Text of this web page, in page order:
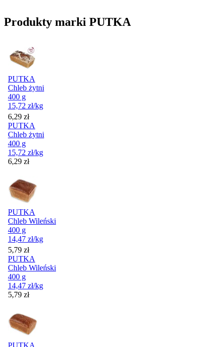
Produkty marki PUTKA
PUTKA
Chleb żytni
400 g
15,72 zł/kg
Cena
6,29 zł
PUTKA
Chleb żytni
400 g
15,72 zł/kg
Cena
6,29 zł
PUTKA
Chleb Wileński
400 g
14,47 zł/kg
Cena
5,79 zł
PUTKA
Chleb Wileński
400 g
14,47 zł/kg
Cena
5,79 zł
PUTKA